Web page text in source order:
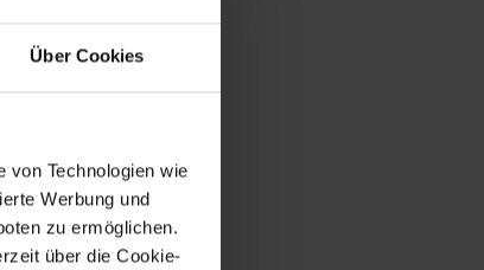
Über Cookies
Technologien wie
Werbung und
zu ermöglichen.
über die Cookie-